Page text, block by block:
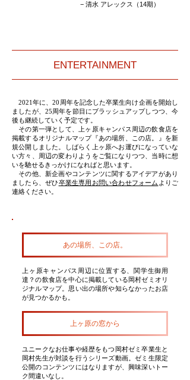
− 清水 アレックス（14期）
ENTERTAINMENT
2021年に、20周年を記念した卒業生向け企画を開始し
ましたが、 25周年を節目にブラッシュアップしつつ、今
後も継続していく予定です。
その第一弾として、上ヶ原キャンパス周辺の飲食店を
掲載するオリジナルマップ『あの場所、この店。』を新
規公開しました。
しばらく上ヶ原へお運びになっていな
い方々、周辺の変わりようをご覧になりつつ、 当時に想
いを馳せるきっかけになればと思います。
その他、新企画やコンテンツに関するアイデアがあり
ましたら、 ​ぜひ卒業生専用お問い合わせフォーム よりご
連絡ください。
あの場所、この店。
上ヶ原キャンパス周辺に位置する、関学生御用
達？の飲食店を中心に掲載している岡村ゼミオリ
ジナルマップ。思い出の場所や知らなかったお店
が見つかるかも。
上ヶ原の窓から
ユニークなお仕事や経歴をもつ岡村ゼミ卒業生と
岡村先生が対談を行うシリーズ動画。ゼミ生限定
公開のコンテンツにはなりますが、興味深いトー
ク間違いなし。